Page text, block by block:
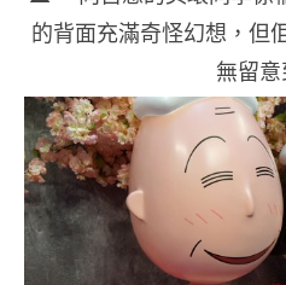
的背面充滿奇怪幻想，但
無留意